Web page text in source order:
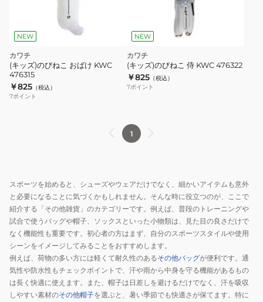
NEW
カワチ
(キッズ)のびねこ おばけ KWC
476315
￥825 （税込）
7ポイント
NEW
カワチ
(キッズ)のびねこ 侍 KWC 476322
￥825 （税込）
7ポイント
1
スポーツを始めると、シューズやウェアだけでなく、細かいアイテムも意外
と必要になることに気づくかもしれません。そんな時に役立つのが、ここで
紹介する「その他雑貨」のカテゴリーです。例えば、普段のトレーニングや
試合で使うバッグや帽子、ソックスといった小物類は、見た目の良さだけで
なく機能性も重要です。初心者の方はまず、自分のスポーツスタイルや使用
シーンをイメージしてみることをおすすめします。
例えば、荷物の多い方には軽くて耐久性のあるその他バッグが便利です。通
気性や防水性もチェックポイントで、汗や雨から中身を守る機能があるもの
は長く快適に使えます。また、帽子は日差しを避けるだけでなく、汗を吸収
しやすい素材のその他帽子を選ぶと、暑い季節でも快適さが保てます。特に